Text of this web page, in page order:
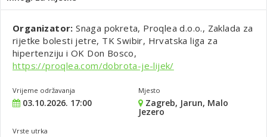
Organizator:Snaga pokreta, Proqlea d.o.o., Zaklada za
rijetke bolesti jetre, TK Swibir, Hrvatska liga za
hipertenziju i OK Don Bosco,
https://proqlea.com/dobrota-je-lijek/
Vrijeme održavanja
03.10.2026. 17:00
Mjesto
Zagreb, Jarun, Malo
Jezero
Vrste utrka